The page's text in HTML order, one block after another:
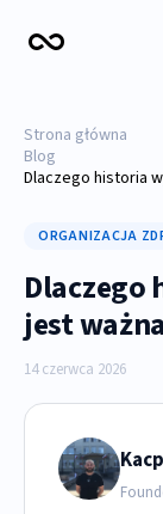
Strona główna
Blog
Dlaczego historia
ORGANIZACJA
jest
14 czerwca 2026